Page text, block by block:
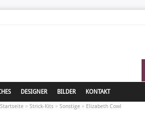
DESIGNER BILDER KONTAKT
Startseite» Strick-Kits» Sonstige» Elizabeth Cowl